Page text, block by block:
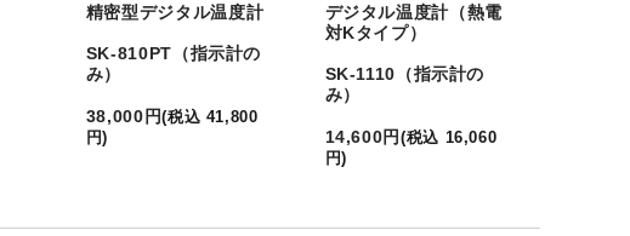
精密型デジタル温度計
SK-810PT（指示計の
み）
38,000円(税込 41,800
円)
デジタル温度計（熱電
対Kタイプ）
SK-1110（指示計の
み）
14,600円(税込 16,060
円)